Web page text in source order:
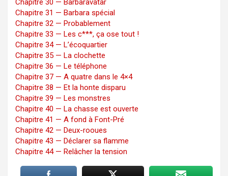
Chapitre 30 — Barbaravatar
Chapitre 31 — Barbara spécial
Chapitre 32 — Probablement
Chapitre 33 — Les c***, ça ose tout !
Chapitre 34 — L’écoquartier
Chapitre 35 — La clochette
Chapitre 36 — Le téléphone
Chapitre 37 — A quatre dans le 4×4
Chapitre 38 — Et la honte disparu
Chapitre 39 — Les monstres
Chapitre 40 — La chasse est ouverte
Chapitre 41 — A fond à Font-Pré
Chapitre 42 — Deux-rooues
Chapitre 43 — Déclarer sa flamme
Chapitre 44 — Relâcher la tension